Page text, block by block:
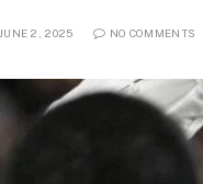
JUNE 2, 2025 NO COMMENTS